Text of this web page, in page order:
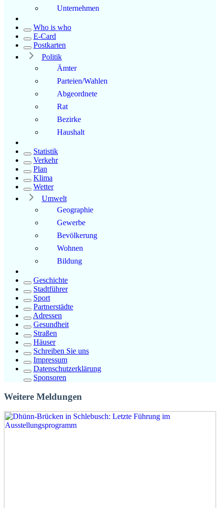
Unternehmen
Who is who
E-Card
Postkarten
Politik
Ämter
Parteien/Wahlen
Abgeordnete
Rat
Bezirke
Haushalt
Statistik
Verkehr
Plan
Klima
Wetter
Umwelt
Geographie
Gewerbe
Bevölkerung
Wohnen
Bildung
Geschichte
Stadtführer
Sport
Partnerstädte
Adressen
Gesundheit
Straßen
Häuser
Schreiben Sie uns
Impressum
Datenschutzerklärung
Sponsoren
Weitere Meldungen